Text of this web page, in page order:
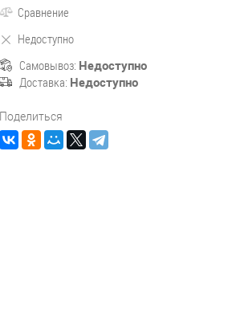
Сравнение
Недоступно
Самовывоз: Недоступно
Доставка: Недоступно
Поделиться